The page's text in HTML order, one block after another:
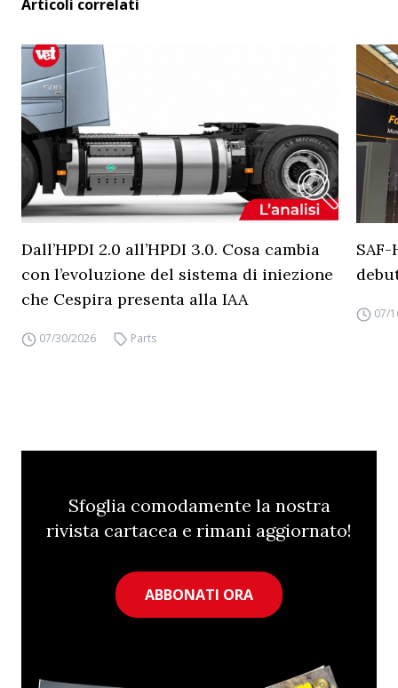
Articoli correlati
Dall’HPDI 2.0 all’HPDI 3.0. Cosa cambia
con l’evoluzione del sistema di iniezione
che Cespira presenta alla IAA
07/30/2026 Parts
07/
Sfoglia comodamente la nostra
rivista cartacea e rimani aggiornato!
ABBONATI ORA